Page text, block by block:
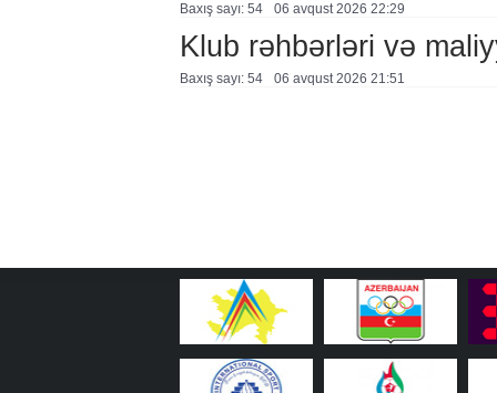
Baxış sayı: 54 06 avqust 2026 22:29
Klub rəhbərləri və
Baxış sayı: 54 06 avqust 2026 21:51